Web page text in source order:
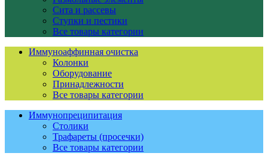
Сита и рассевы
Ступки и пестики
Все товары категории
Иммуноаффинная очистка
Колонки
Оборудование
Принадлежности
Все товары категории
Иммунопреципитация
Столики
Трафареты (просечки)
Все товары категории